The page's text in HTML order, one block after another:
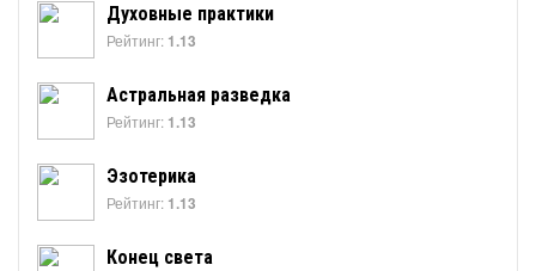
Духовные практики
Рейтинг: 1.13
Астральная разведка
Рейтинг: 1.13
Эзотерика
Рейтинг: 1.13
Конец света